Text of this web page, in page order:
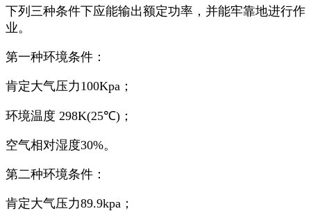
下列三种条件下应能输出额定功率，并能牢靠地进行作
业。
第一种环境条件：
肯定大气压力100Kpa；
环境温度 298K(25℃)；
空气相对湿度30%。
第二种环境条件：
肯定大气压力89.9kpa；